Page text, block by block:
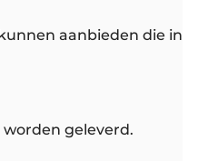
aanbieden die in
geleverd.